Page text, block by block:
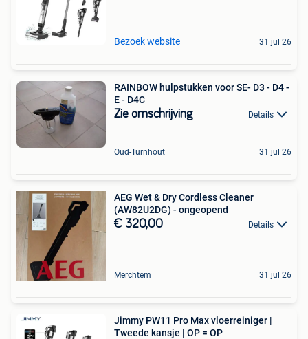
Bezoek website 31 jul 26
RAINBOW hulpstukken voor SE- D3 - D4 -
E - D4C
Zie omschrijving Details
Oud-Turnhout 31 jul 26
AEG Wet & Dry Cordless Cleaner
(AW82U2DG) - ongeopend
€ 320,00 Details
Merchtem 31 jul 26
Jimmy PW11 Pro Max vloerreiniger |
Tweede kansje | OP = OP